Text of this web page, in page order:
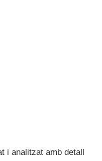
i analitzat amb detall